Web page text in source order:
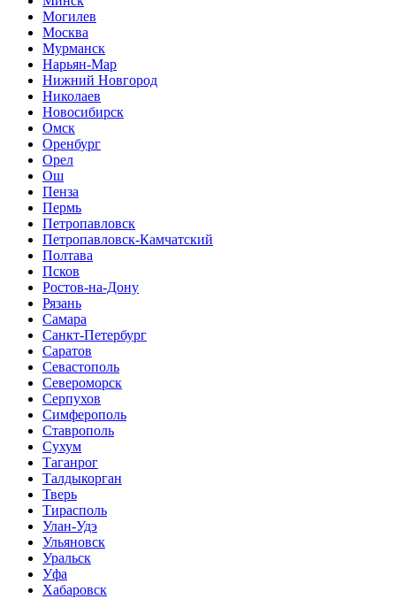
Могилев
Москва
Мурманск
Нарьян-Мар
Нижний Новгород
Николаев
Новосибирск
Омск
Оренбург
Орел
Ош
Пенза
Пермь
Петропавловск
Петропавловск-Камчатский
Полтава
Псков
Ростов-на-Дону
Рязань
Самара
Санкт-Петербург
Саратов
Севастополь
Североморск
Серпухов
Симферополь
Ставрополь
Сухум
Таганрог
Tалдыкорган
Тверь
Тирасполь
Улан-Удэ
Ульяновск
Уральск
Уфа
Хабаровск